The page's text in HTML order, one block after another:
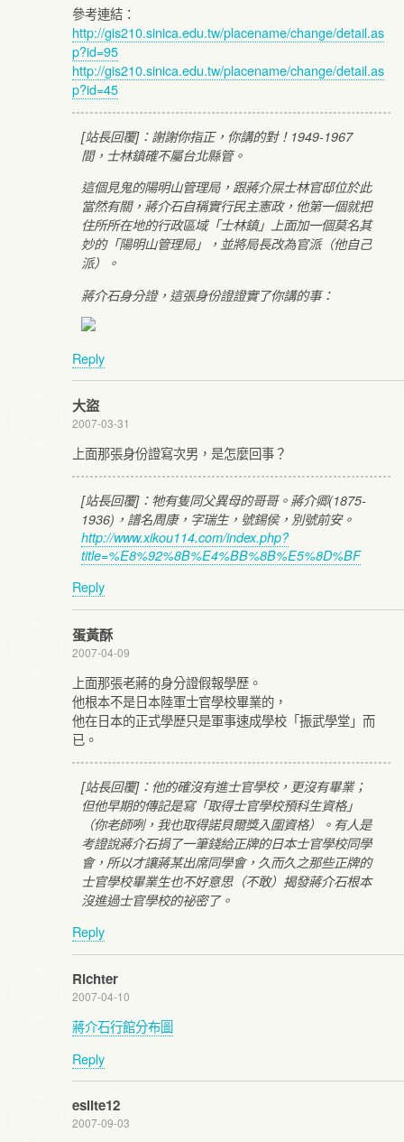
參考連結：
http://gis210.sinica.edu.tw/placename/change/detail.as
p?id=95
http://gis210.sinica.edu.tw/placename/change/detail.as
p?id=45
[站長回覆]：謝謝你指正，你講的對！1949-1967
間，士林鎮確不屬台北縣管。
這個見鬼的陽明山管理局，跟蔣介屎士林官邸位於此
當然有關，蔣介石自稱實行民主憲政，他第一個就把
住所所在地的行政區域「士林鎮」上面加一個莫名其
妙的「陽明山管理局」，並將局長改為官派（他自己
派）。
蔣介石身分證，這張身份證證實了你講的事：
Reply
大盜
2007-03-31
上面那張身份證寫次男，是怎麼回事？
[站長回覆]：牠有隻同父異母的哥哥。蔣介卿(1875-
1936)，譜名周康，字瑞生，號錫侯，別號前安。
http://www.xikou114.com/index.php?
title=%E8%92%8B%E4%BB%8B%E5%8D%BF
Reply
蛋黃酥
2007-04-09
上面那張老蔣的身分證假報學歷。
他根本不是日本陸軍士官學校畢業的，
他在日本的正式學歷只是軍事速成學校「振武學堂」而
已。
[站長回覆]：他的確沒有進士官學校，更沒有畢業；
但他早期的傳記是寫「取得士官學校預科生資格」
（你老師咧，我也取得諾貝爾獎入圍資格）。有人是
考證說蔣介石捐了一筆錢給正牌的日本士官學校同學
會，所以才讓蔣某出席同學會，久而久之那些正牌的
士官學校畢業生也不好意思（不敢）揭發蔣介石根本
沒進過士官學校的祕密了。
Reply
Richter
2007-04-10
蔣介石行館分布圖
Reply
eslite12
2007-09-03